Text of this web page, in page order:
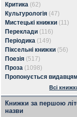
Критика (62)
Культурологія (47)
Мистецькі книжки (11)
Переклади (116)
Періодика (149)
Піксельні книжки (56)
Поезія (517)
Проза (1098)
Пропонується видавцям
Всі
Книжки за першою
назви